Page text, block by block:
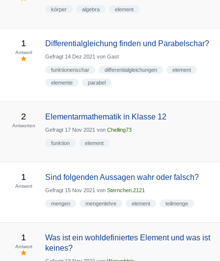
körper algebra element
1
Antwort
Differentialgleichung finden und Parabelschar?
Gefragt 14 Dez 2021 von Gast
funktionenschar differentialgleichungen element
elemente parabel
2
Antworten
Elementarmathematik in Klasse 12
Gefragt 17 Nov 2021 von Chelling73
funktion element
1
Antwort
Sind folgenden Aussagen wahr oder falsch?
Gefragt 15 Nov 2021 von Sternchen.2121
mengen mengenlehre element teilmenge
1
Antwort
Was ist ein wohldefiniertes Element und was ist
keines?